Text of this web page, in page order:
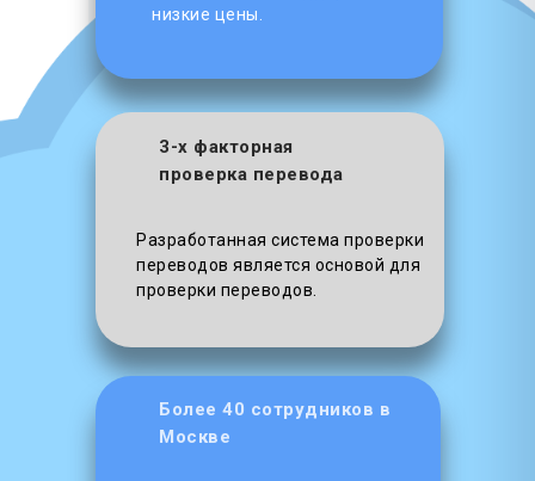
3-х факторная
проверка перевода
Разработанная система проверки
переводов является основой для
проверки переводов.
низкие цены.
Более 40 сотрудников в
Москве